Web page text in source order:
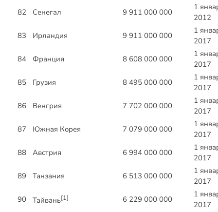
82
Сенегал 9 911 000 000
1
2012
83
Ирландия 9 911 000 000
1
2017
84
Франция 8 608 000 000
1
2017
85
Грузия 8 495 000 000
1
2017
86
Венгрия 7 702 000 000
1
2017
87
Южная Корея 7 079 000 000
1
2017
88
Австрия 6 994 000 000
1
2017
89
Танзания 6 513 000 000
1
2017
90
Тайвань[1] 6 229 000 000
1
2017